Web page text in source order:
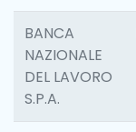
BANCA
NAZIONALE
DEL LAVORO
S.P.A.